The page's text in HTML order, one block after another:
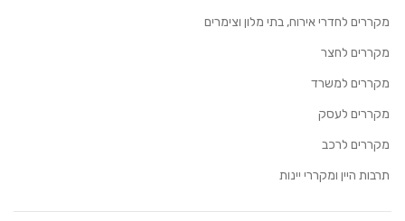
מקררים לחדרי אירוח, בתי מלון וצימרים
מקררים לחצר
מקררים למשרד
מקררים לעסק
מקררים לרכב
תרבות היין ומקררי יינות